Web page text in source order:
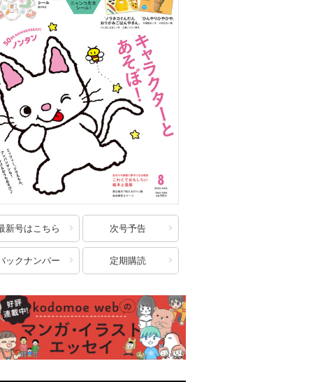
新号はこちら 次号予告
ックナンバー 定期購読